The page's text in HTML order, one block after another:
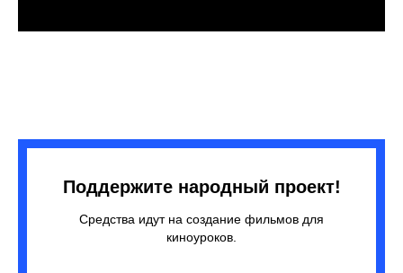
Поддержите народный проект!
Средства идут на создание фильмов для
киноуроков.